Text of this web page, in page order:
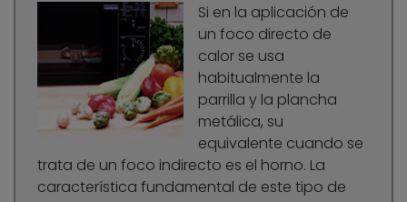
Si en la aplicación de
un foco directo de
calor se usa
habitualmente la
parrilla y la plancha
metálica, su
equivalente cuando se
trata de un foco indirecto es el horno. La
característica fundamental de este tipo de